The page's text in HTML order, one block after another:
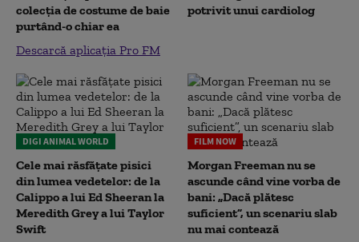
colecția de costume de baie
purtând-o chiar ea
Descarcă aplicația Pro FM
potrivit unui cardiolog
DIGI ANIMAL WORLD
Cele mai răsfățate pisici
din lumea vedetelor: de la
Calippo a lui Ed Sheeran la
Meredith Grey a lui Taylor
Swift
FILM NOW
Morgan Freeman nu se
ascunde când vine vorba de
bani: „Dacă plătesc
suficient”, un scenariu slab
nu mai contează